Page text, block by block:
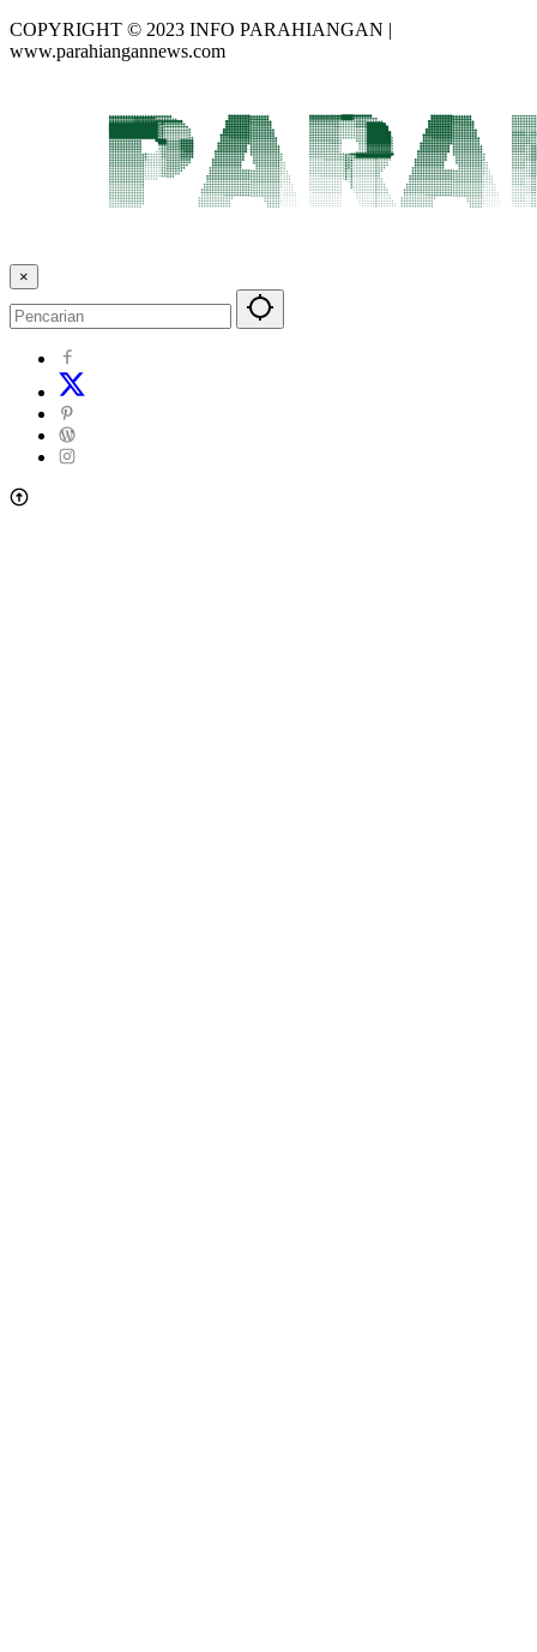
COPYRIGHT © 2023 INFO PARAHIANGAN |
www.parahiangannews.com
×